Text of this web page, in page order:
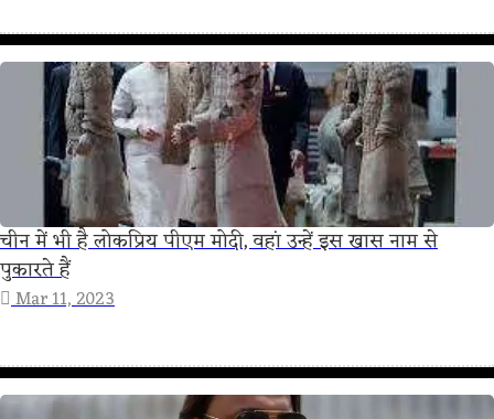
चीन में भी है लोकप्रिय पीएम मोदी, वहां उन्हें इस खास नाम से
पुकारते हैं
Mar 11, 2023